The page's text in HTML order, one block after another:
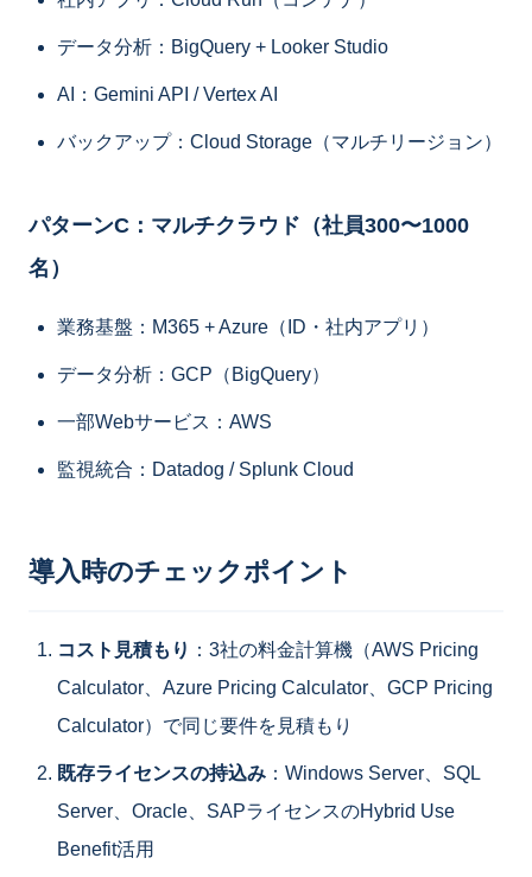
データ分析：BigQuery + Looker Studio
AI：Gemini API / Vertex AI
バックアップ：Cloud Storage（マルチリージョン）
パターンC：マルチクラウド（社員300〜1000
名）
業務基盤：M365 + Azure（ID・社内アプリ）
データ分析：GCP（BigQuery）
一部Webサービス：AWS
監視統合：Datadog / Splunk Cloud
導入時のチェックポイント
コスト見積もり ：3社の料金計算機（AWS Pricing
Calculator、Azure Pricing Calculator、GCP Pricing
Calculator）で同じ要件を見積もり
既存ライセンスの持込み ：Windows Server、SQL
Server、Oracle、SAPライセンスのHybrid Use
Benefit活用